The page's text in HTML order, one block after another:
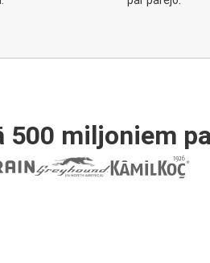
500 miljoniem